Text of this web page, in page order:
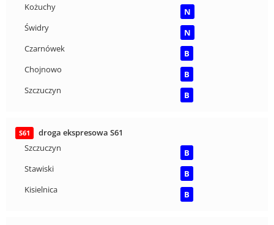
Kożuchy
N
Świdry
N
Czarnówek
B
Chojnowo
B
Szczuczyn
B
S61
droga ekspresowa S61
Szczuczyn
B
Stawiski
B
Kisielnica
B